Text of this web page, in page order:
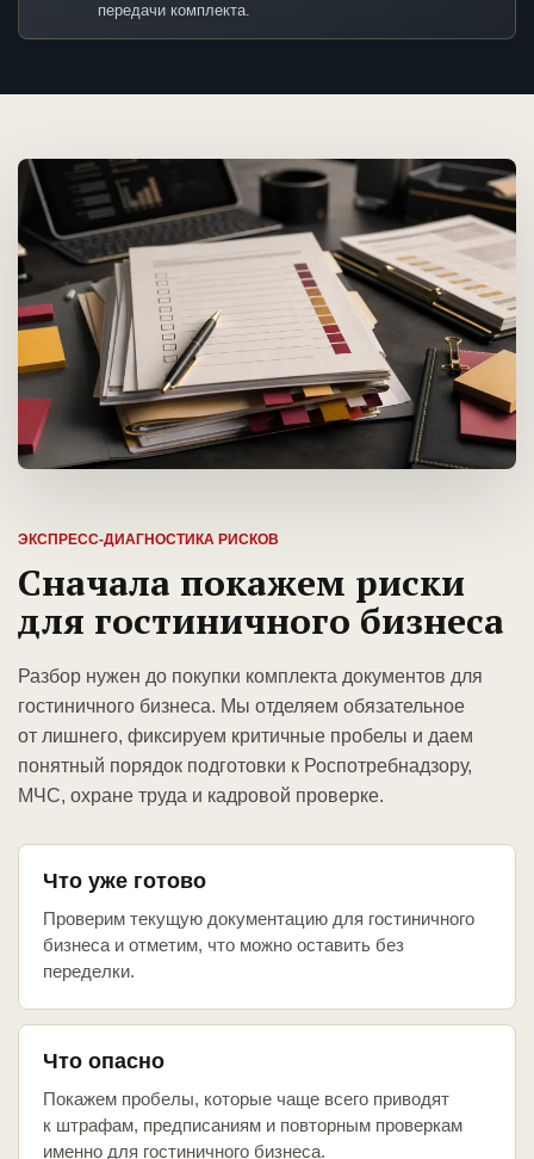
передачи комплекта.
ЭКСПРЕСС-ДИАГНОСТИКА РИСКОВ
Сначала покажем риски
для гостиничного бизнеса
Разбор нужен до покупки комплекта документов для
гостиничного бизнеса. Мы отделяем обязательное
от лишнего, фиксируем критичные пробелы и даем
понятный порядок подготовки к Роспотребнадзору,
МЧС, охране труда и кадровой проверке.
Что уже готово
Проверим текущую документацию для гостиничного
бизнеса и отметим, что можно оставить без
переделки.
Что опасно
Покажем пробелы, которые чаще всего приводят
к штрафам, предписаниям и повторным проверкам
именно для гостиничного бизнеса.